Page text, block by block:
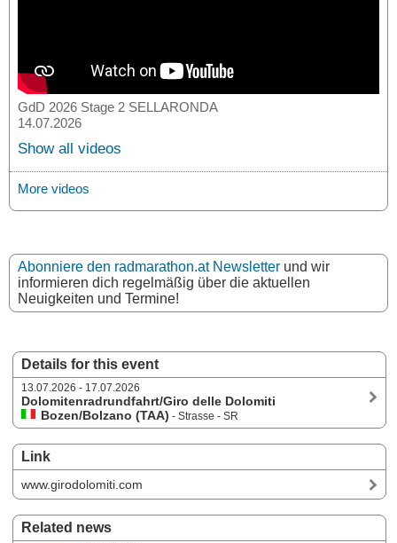
Details for this event
13.07.2026 - 17.07.2026
Dolomitenradrundfahrt/Giro delle Dolomiti
Bozen/Bolzano (TAA) - Strasse - SR
Link
www.girodolomiti.com
Related news
GdD 2026 Stage 2 SELLARONDA
14.07.2026
Show all videos
More videos
Abonniere den radmarathon.at Newsletter und wir
informieren dich regelmäßig über die aktuellen
Neuigkeiten und Termine!